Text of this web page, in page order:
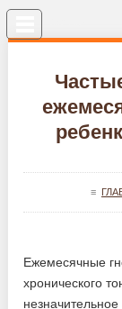
≡
Ежемесячные
хронического